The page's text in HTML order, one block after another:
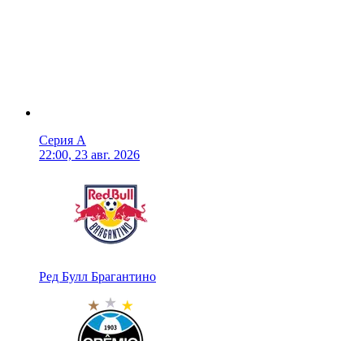
Серия А
22:00, 23 авг. 2026
Ред Булл Брагантино